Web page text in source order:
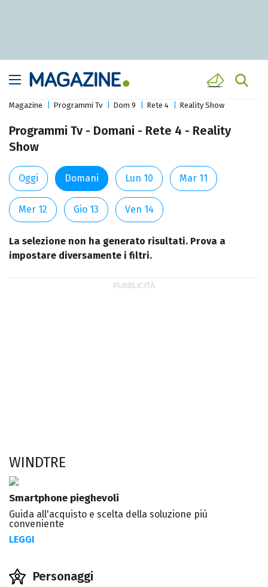
Magazine Programmi Tv Dom 9 Rete 4 Reality Show
Programmi Tv - Domani - Rete 4 - Reality
Show
Oggi Domani Lun 10 Mar 11
Mer 12 Gio 13 Ven 14
La selezione non ha generato risultati. Prova a
impostare diversamente i filtri.
WINDTRE
Smartphone pieghevoli
Guida all'acquisto e scelta della soluzione più
conveniente
LEGGI
Personaggi